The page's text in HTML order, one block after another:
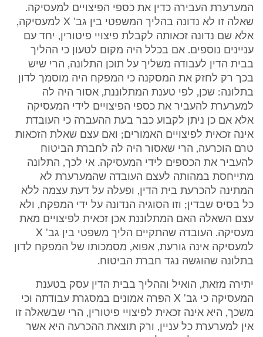
המערערת העבירה כדין את כספי הפיצויים למעסיקה.
שאלה זו לא נדונה בהליך המשפטי בין גב' X למעסיקה,
אלא שם נדונה זכאותה לקבלת פיצויי פיטורין, יחד עם
עניינים נוספים. אם בכלל היה מקום לטעון כי ההליך
בבית הדין לעבודה משליך על תוכן התלונה, הרי שיש
בכך רק לחזק את המסקנה כי המפקח היה מוסמך לדון
בתלונה: שכן, לפי טענת המתלוננת, אסור היה לה
למערערת להעביר את כספי הפיצויים לידי המעסיקה
אלא אם כן ניתן לקבוע כבר בעת ההעברה כי העובדת
אינה זכאית לפיצויים האמורים; ואם עצם שאלת הזכאות
טרם הוכרעה, הרי שאסור היה לה לחברת הביטוח
להעביר את הכספים לידי המעסיקה. אי לכך, התלונה
מתייחסת במהותה לעצם העובדה שהמערערת לא
המתינה להכרעת בית הדין, ופעלה על דעת עצמה ללא
כל בסיס שבדין; וזו הסוגיה הנדונה על ידי המפקח, ולא
עצם השאלה האם המתלוננת אכן זכאית לפיצויים מאת
מעסיקה. העובדה שהתקיים הליך משפטי בין גב' X
למעסיקה אינה גורעת, אפוא, מסמכותו של המפקח לדון
בתלונה שהוגשה נגד חברת הביטוח.
יתירה מזאת, הואיל וההליך בבית הדין עסק בטענת
המעסיקה כי גב' X הפרה אמונים במסגרת עבודתה וכי
משכך, היא אינה זכאית לפיצויי פיטורין, הרי שבשאלה זו
אין למערערת כל עניין, ורק תוצאת ההכרעה היא אשר